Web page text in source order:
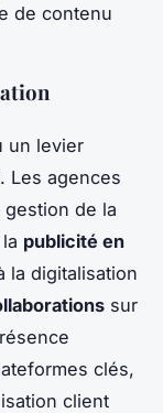
de contenu
un levier
Les agences
de la
publicité en
la digitalisation
sur
clés,
client